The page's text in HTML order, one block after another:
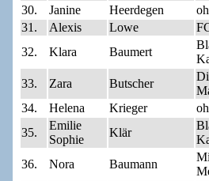
30.
Janine Heerdegen
31.
Alexis Lowe
32.
Klara Baumert
33.
Zara Butscher
34.
Helena Krieger
35.
Emilie
Sophie
Klär
36.
Nora Baumann